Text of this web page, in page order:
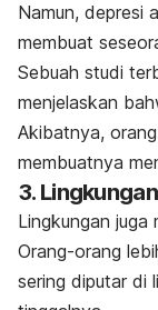
Namun, depresi
membuat
Sebuah studi
menjelaskan
Akibatnya,
membuatnya
3.
Lingkungan juga
Orang-orang
sering diputar di